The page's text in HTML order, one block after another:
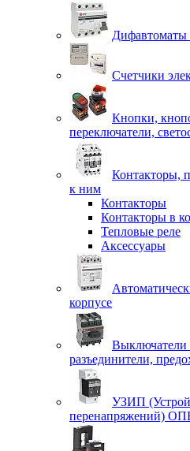
Счетчики
Кнопки,
переключатели,
Контакторы,
к ним
Контакторы
Контакторы в
Тепловые реле
Аксессуары
корпусе
Выключатели
разъединители,
УЗИП
перенапряжений)